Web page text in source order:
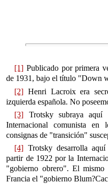
[1] Publicado por primera
de 1931, bajo el título "Down
[2] Henri Lacroix era
izquierda española. No
[3] Trotsky subraya aquí
Internacional comunista
consignas de "transición"
[4] Trotsky desarrolla
partir de 1922 por la
"gobierno obrero". El mismo
Francia el "gobierno